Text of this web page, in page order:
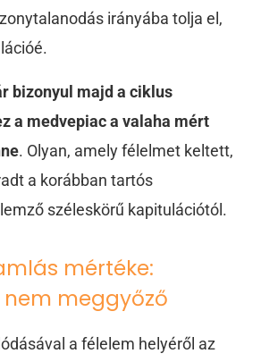
irányába tolja el,
bizonyul majd a ciklus
a medvepiac a valaha mért
. Olyan, amely félelmet keltett,
a korábban tartós
széleskörű kapitulációtól.
mértéke:
meggyőző
a félelem helyéről az